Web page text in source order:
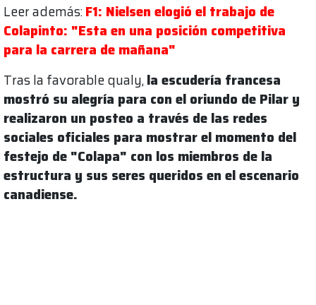
Leer además:F1: Nielsen elogió el trabajo de
Colapinto: "Esta en una posición competitiva
para la carrera de mañana"
Tras la favorable qualy,la escudería francesa
mostró su alegría para con el oriundo de Pilar y
realizaron un posteo a través de las redes
sociales oficiales para mostrar el momento del
festejo de "Colapa" con los miembros de la
estructura y sus seres queridos en el escenario
canadiense.